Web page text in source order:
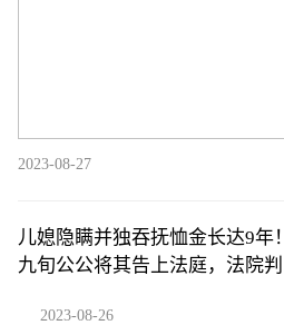
2023-08-27
儿媳隐瞒并独吞抚恤金长达9年！
九旬公公将其告上法庭，法院判
2023-08-26